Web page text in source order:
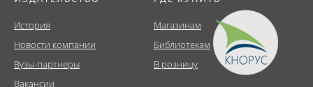
История
Новости компании
Вузы-партнеры
Вакансии
Магазинам
Библиотекам
В розницу